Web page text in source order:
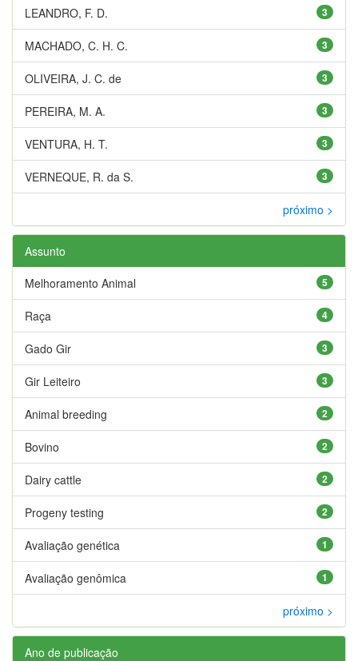
3
LEANDRO, F. D.
3
MACHADO, C. H. C.
3
OLIVEIRA, J. C. de
3
PEREIRA, M. A.
3
VENTURA, H. T.
3
VERNEQUE, R. da S.
próximo >
Assunto
5
Melhoramento Animal
4
Raça
3
Gado Gir
3
Gir Leiteiro
2
Animal breeding
2
Bovino
2
Dairy cattle
2
Progeny testing
1
Avaliação genética
1
Avaliação genômica
próximo >
Ano de publicação